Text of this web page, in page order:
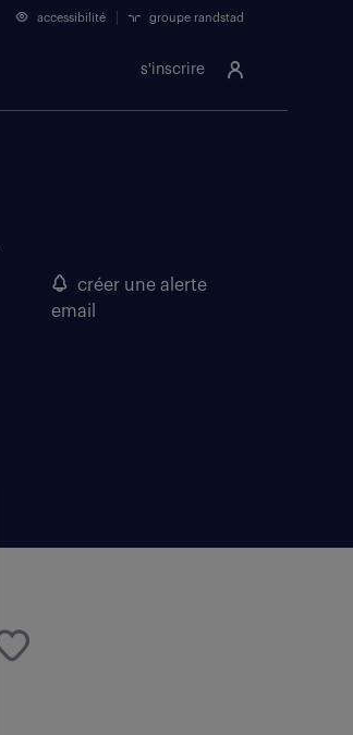
s'inscrire
accessibilité groupe randstad
créer une alerte
email